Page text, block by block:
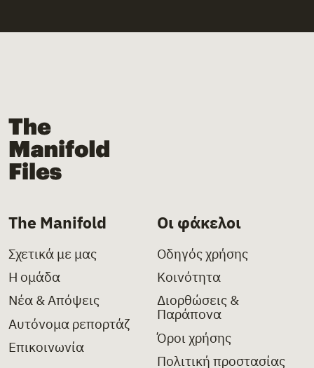
The Manifold Files
The Manifold
Σχετικά με μας
Η ομάδα
Νέα & Απόψεις
Αυτόνομα ρεπορτάζ
Επικοινωνία
Οι φάκελοι
Οδηγός χρήσης
Κοινότητα
Διορθώσεις &
Παράπονα
Όροι χρήσης
Πολιτική προστασίας